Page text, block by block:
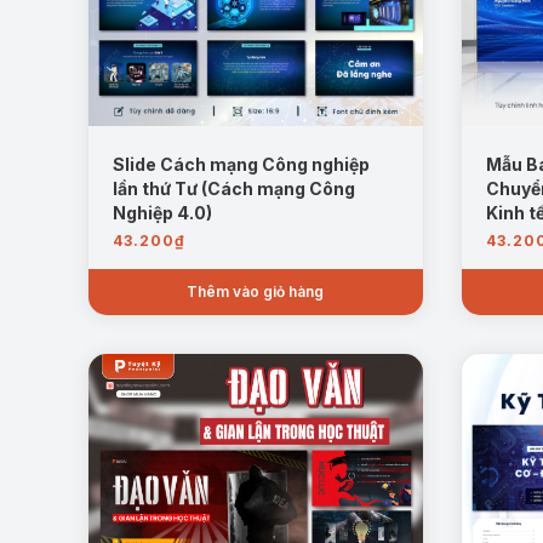
Slide Cách mạng Công nghiệp
lần thứ Tư (Cách mạng Công
Nghiệp 4.0)
43.200₫
Thêm vào giỏ hàng
Mẫu
Kinh